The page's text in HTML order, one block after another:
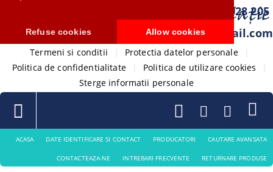
Refuse cookies Allow cookies
0733 028 205
com.ventistore@gmail.com
Termeni si conditii Protectia datelor personale
Politica de confidentialitate
Politica de utilizare cookies
Sterge informatii personale
ACASA DATE IDENTIFICARE SI CONTACT PRODUCATORI CAUTARE AVANSATA
CONTACTEAZA-NE INTREBARI FRECVENTE RETURNARE PRODUSE